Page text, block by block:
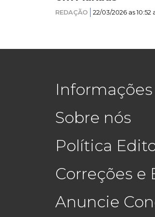
REDAÇÃO 22/03/2026 as 10:52
Informações
Sobre nós
Política
Correções e
Anuncie